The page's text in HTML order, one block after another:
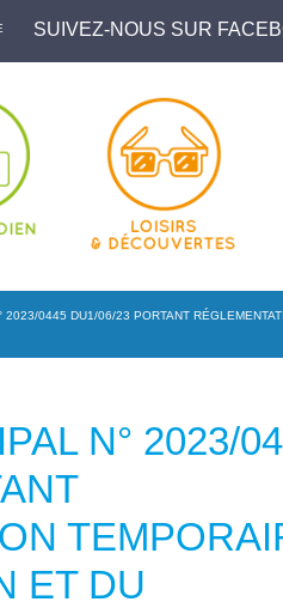
SUIVEZ-NOUS SUR
2023/0445 DU1/06/23 PORTANT
N° 2023/
ET DU